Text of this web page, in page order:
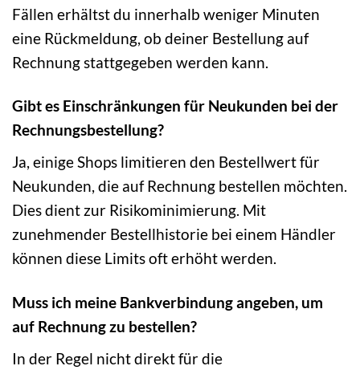
Fällen erhältst du innerhalb weniger Minuten
eine Rückmeldung, ob deiner Bestellung auf
Rechnung stattgegeben werden kann.
Gibt es Einschränkungen für Neukunden bei der
Rechnungsbestellung?
Ja, einige Shops limitieren den Bestellwert für
Neukunden, die auf Rechnung bestellen möchten.
Dies dient zur Risikominimierung. Mit
zunehmender Bestellhistorie bei einem Händler
können diese Limits oft erhöht werden.
Muss ich meine Bankverbindung angeben, um
auf Rechnung zu bestellen?
In der Regel nicht direkt für die